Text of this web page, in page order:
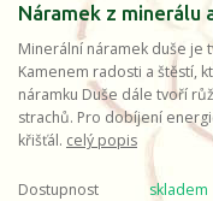
Náramek z minerálu
Minerální náramek duše je
Kamenem radosti a štěstí,
náramku Duše dále tvoří
strachů. Pro dobíjení
křišťál. celý popis
Dostupnost skladem